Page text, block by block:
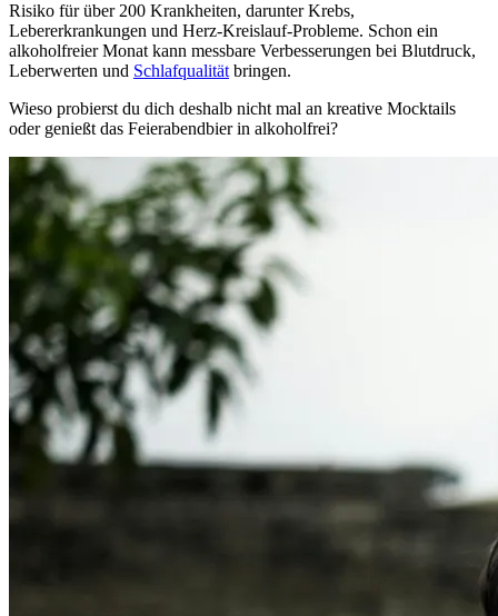
Risiko für über 200 Krankheiten, darunter Krebs,
Lebererkrankungen und Herz-Kreislauf-Probleme. Schon ein
alkoholfreier Monat kann messbare Verbesserungen bei Blutdruck,
Leberwerten und Schlafqualität bringen.
Wieso probierst du dich deshalb nicht mal an kreative Mocktails
oder genießt das Feierabendbier in alkoholfrei?